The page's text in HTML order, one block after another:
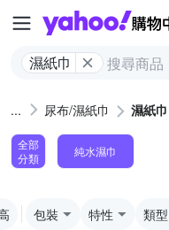
濕紙巾
尿布/濕紙巾 濕紙巾
全部
分類
純水濕巾
包裝 特性 類型